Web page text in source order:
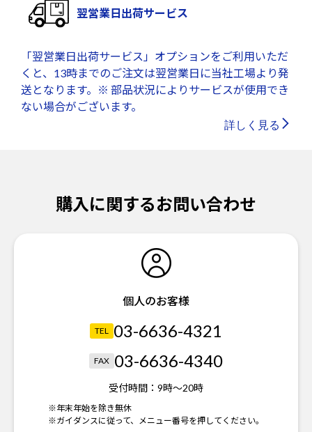
翌営業日出荷サービス
「翌営業日出荷サービス」オプションをご利用いただ
くと、13時までのご注文は翌営業日に当社工場より発
送となります。※ 部品状況によりサービスが使用でき
ない場合がございます。
詳しく見る
購入に関するお問い合わせ
個人のお客様
TEL 03-6636-4321
FAX 03-6636-4340
受付時間： 9時～20時
※年末年始を除き無休
※ガイダンスに従って、メニュー番号を押してください。